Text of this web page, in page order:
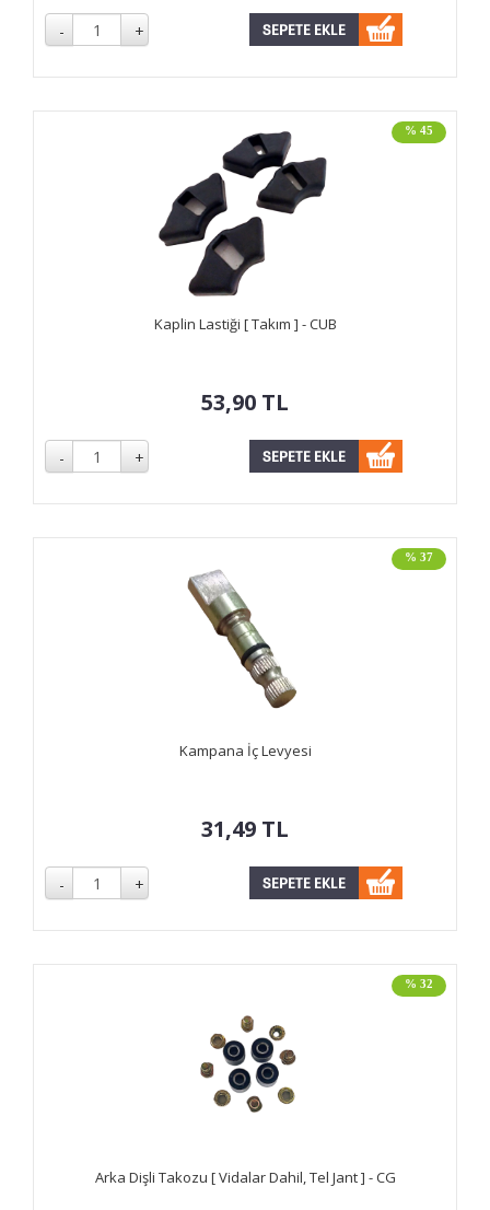
% 45
Kaplin Lastiği [ Takım ] - CUB
53,90 TL
% 37
Kampana İç Levyesi
31,49 TL
% 32
Arka Dişli Takozu [ Vidalar Dahil, Tel Jant ] - CG